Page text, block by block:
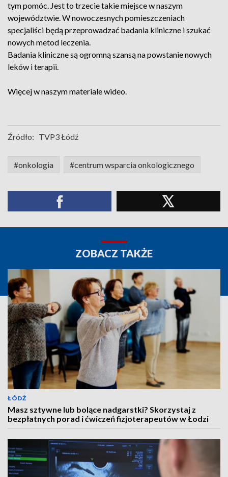
tym pomóc. Jest to trzecie takie miejsce w naszym
województwie. W nowoczesnych pomieszczeniach
specjaliści będą przeprowadzać badania kliniczne i szukać
nowych metod leczenia.
Badania kliniczne są ogromną szansą na powstanie nowych
leków i terapii.
Więcej w naszym materiale wideo.
Źródło: TVP3 Łódź
#onkologia #centrum wsparcia onkologicznego
ZOBACZ TAKŻE
ŁÓDŹ
Masz sztywne lub bolące nadgarstki? Skorzystaj z
bezpłatnych porad i ćwiczeń fizjoterapeutów w Łodzi